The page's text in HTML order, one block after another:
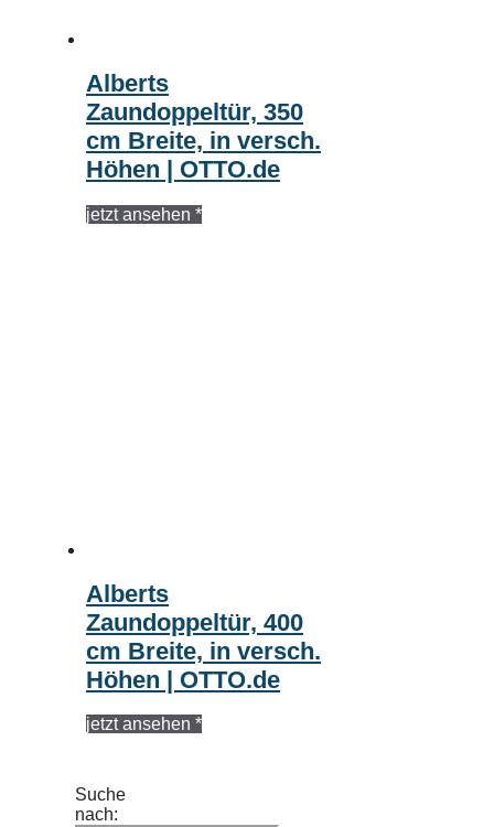
Alberts
Zaundoppeltür, 350
cm Breite, in versch.
Höhen | OTTO.de
jetzt ansehen *
Alberts
Zaundoppeltür, 400
cm Breite, in versch.
Höhen | OTTO.de
jetzt ansehen *
Suche
nach: